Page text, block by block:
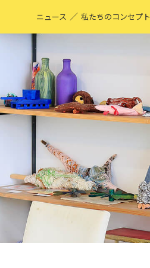
ニュース ／ 私たちのコンセプト